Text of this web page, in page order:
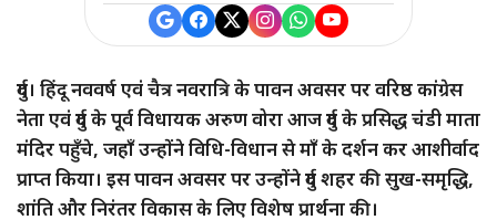
दुर्ग। हिंदू नववर्ष एवं चैत्र नवरात्रि के पावन अवसर पर वरिष्ठ कांग्रेस
नेता एवं दुर्ग के पूर्व विधायक अरुण वोरा आज दुर्ग के प्रसिद्ध चंडी माता
मंदिर पहुँचे, जहाँ उन्होंने विधि-विधान से माँ के दर्शन कर आशीर्वाद
प्राप्त किया। इस पावन अवसर पर उन्होंने दुर्ग शहर की सुख-समृद्धि,
शांति और निरंतर विकास के लिए विशेष प्रार्थना की।